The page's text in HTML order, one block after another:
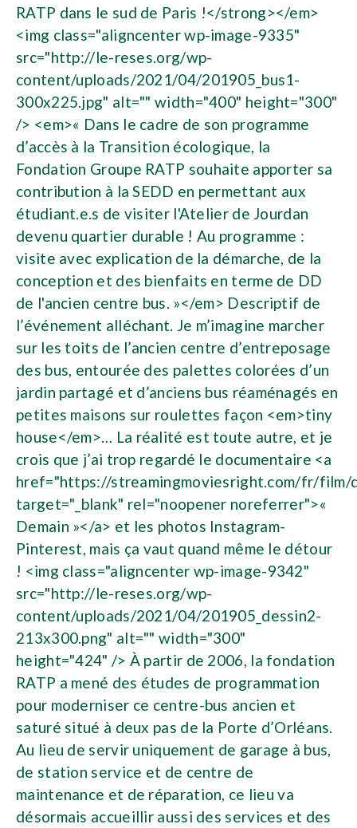
RATP dans le sud de Paris !</strong></em>
<img class="aligncenter wp-image-9335"
src="http://le-reses.org/wp-
content/uploads/2021/04/201905_bus1-
300x225.jpg" alt="" width="400" height="300"
/> <em>« Dans le cadre de son programme
d’accès à la Transition écologique, la
Fondation Groupe RATP souhaite apporter sa
contribution à la SEDD en permettant aux
étudiant.e.s de visiter l'Atelier de Jourdan
devenu quartier durable ! Au programme :
visite avec explication de la démarche, de la
conception et des bienfaits en terme de DD
de l'ancien centre bus. »</em> Descriptif de
l’événement alléchant. Je m’imagine marcher
sur les toits de l’ancien centre d’entreposage
des bus, entourée des palettes colorées d’un
jardin partagé et d’anciens bus réaménagés en
petites maisons sur roulettes façon <em>tiny
house</em>… La réalité est toute autre, et je
crois que j’ai trop regardé le documentaire <a
href="https://streamingmoviesright.com/fr/film/
target="_blank" rel="noopener noreferrer">«
Demain »</a> et les photos Instagram-
Pinterest, mais ça vaut quand même le détour
! <img class="aligncenter wp-image-9342"
src="http://le-reses.org/wp-
content/uploads/2021/04/201905_dessin2-
213x300.png" alt="" width="300"
height="424" /> À partir de 2006, la fondation
RATP a mené des études de programmation
pour moderniser ce centre-bus ancien et
saturé situé à deux pas de la Porte d’Orléans.
Au lieu de servir uniquement de garage à bus,
de station service et de centre de
maintenance et de réparation, ce lieu va
désormais accueillir aussi des services et des